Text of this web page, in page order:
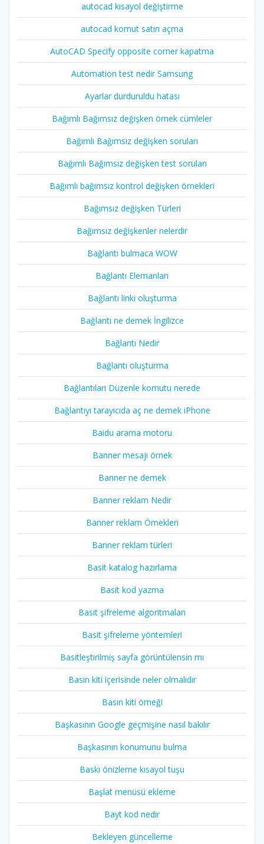
autocad kısayol değiştirme
autocad komut satırı açma
AutoCAD Specify opposite corner kapatma
Automation test nedir Samsung
Ayarlar durduruldu hatası
Bağımlı Bağımsız değişken örnek cümleler
Bağımlı Bağımsız değişken soruları
Bağımlı Bağımsız değişken test soruları
Bağımlı bağımsız kontrol değişken örnekleri
Bağımsız değişken Türleri
Bağımsız değişkenler nelerdir
Bağlantı bulmaca WOW
Bağlantı Elemanları
Bağlantı linki oluşturma
Bağlantı ne demek İngilizce
Bağlantı Nedir
Bağlantı oluşturma
Bağlantıları Düzenle komutu nerede
Bağlantıyı tarayıcıda aç ne demek iPhone
Baidu arama motoru
Banner mesajı örnek
Banner ne demek
Banner reklam Nedir
Banner reklam Örnekleri
Banner reklam türleri
Basit katalog hazırlama
Basit kod yazma
Basit şifreleme algoritmaları
Basit şifreleme yöntemleri
Basitleştirilmiş sayfa görüntülensin mı
Basın kiti içerisinde neler olmalıdır
Basın kiti örneği
Başkasının Google geçmişine nasıl bakılır
Başkasının konumunu bulma
Baskı önizleme kısayol tuşu
Başlat menüsü ekleme
Bayt kod nedir
Bekleyen güncelleme